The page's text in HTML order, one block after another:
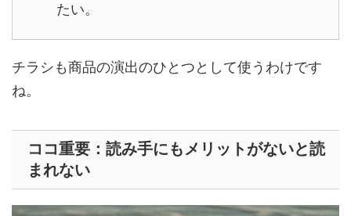
たい。
チラシも商品の演出のひとつとして使うわけです
ね。
ココ重要：読み手にもメリットがないと読
まれない